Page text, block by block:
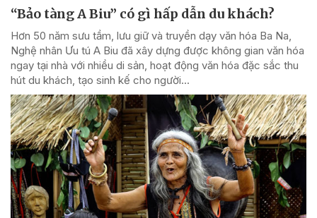
“Bảo tàng A Biu” có gì hấp dẫn du khách?
Hơn 50 năm sưu tầm, lưu giữ và truyền dạy văn hóa Ba Na,
Nghệ nhân Ưu tú A Biu đã xây dựng được không gian văn hóa
ngay tại nhà với nhiều di sản, hoạt động văn hóa đặc sắc thu
hút du khách, tạo sinh kế cho người...